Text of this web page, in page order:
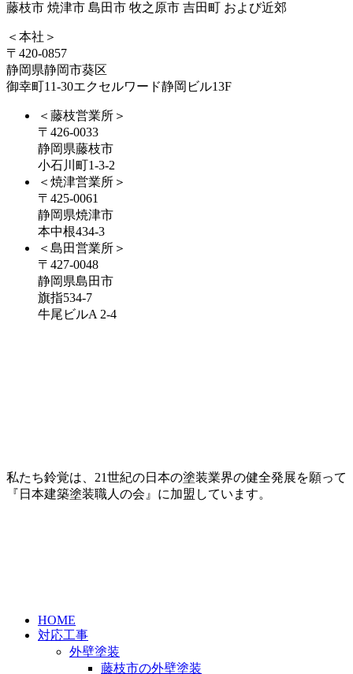
藤枝市 焼津市 島田市 牧之原市 吉田町 および近郊
＜本社＞
〒420-0857
静岡県静岡市葵区
御幸町11-30エクセルワード静岡ビル13F
＜藤枝営業所＞
〒426-0033
静岡県藤枝市
小石川町1-3-2
＜焼津営業所＞
〒425-0061
静岡県焼津市
本中根434-3
＜島田営業所＞
〒427-0048
静岡県島田市
旗指534-7
牛尾ビルA 2-4
私たち鈴覚は、21世紀の日本の塗装業界の健全発展を願って
『日本建築塗装職人の会』に加盟しています。
HOME
対応工事
外壁塗装
藤枝市の外壁塗装